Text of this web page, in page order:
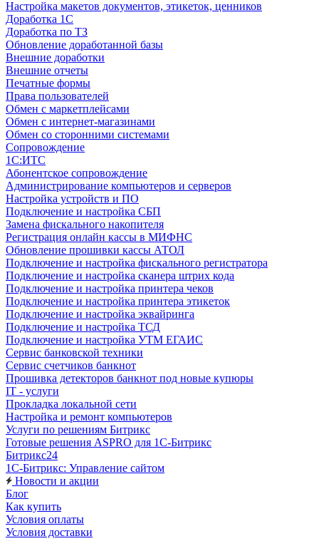
Настройка макетов документов, этикеток, ценников
Доработка 1С
Доработка по ТЗ
Обновление доработанной базы
Внешние доработки
Внешние отчеты
Печатные формы
Права пользователей
Обмен с маркетплейсами
Обмен с интернет-магазинами
Обмен со сторонними системами
Сопровождение
1C:ИТС
Абонентское сопровождение
Администрирование компьютеров и серверов
Настройка устройств и ПО
Подключение и настройка СБП
Замена фискального накопителя
Регистрация онлайн кассы в МИФНС
Обновление прошивки кассы АТОЛ
Подключение и настройка фискального регистратора
Подключение и настройка сканера штрих кода
Подключение и настройка принтера чеков
Подключение и настройка принтера этикеток
Подключение и настройка эквайринга
Подключение и настройка ТСД
Подключение и настройка УТМ ЕГАИС
Сервис банковской техники
Сервис счетчиков банкнот
Прошивка детекторов банкнот под новые купюры
IT - услуги
Прокладка локальной сети
Настройка и ремонт компьютеров
Услуги по решениям Битрикс
Готовые решения ASPRO для 1С-Битрикс
Битрикс24
1С-Битрикс: Управление сайтом
Новости и акции
Блог
Как купить
Условия оплаты
Условия доставки